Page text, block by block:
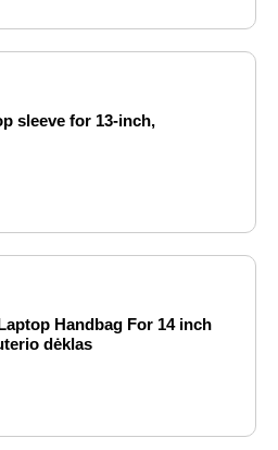
sleeve for 13-inch,
Handbag For 14 inch
dėklas